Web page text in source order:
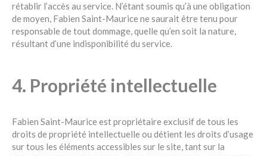
rétablir l’accès au service. N’étant soumis qu’à une obligation
de moyen, Fabien Saint-Maurice ne saurait être tenu pour
responsable de tout dommage, quelle qu’en soit la nature,
résultant d’une indisponibilité du service.
4. Propriété intellectuelle
Fabien Saint-Maurice est propriétaire exclusif de tous les
droits de propriété intellectuelle ou détient les droits d’usage
sur tous les éléments accessibles sur le site, tant sur la